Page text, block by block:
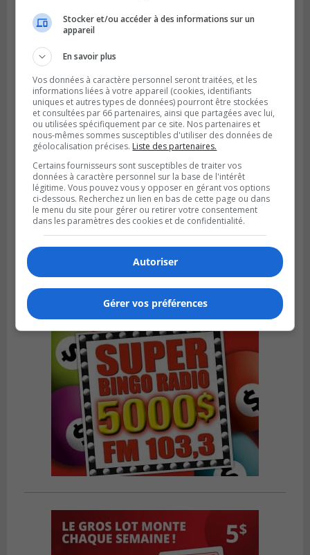
Publié le 4 août 2026 à 15h50
Le mur du rempart de La Prairie retrouve
sa jeunesse
SAINT-CONSTANT
Publié le 4 août 2026 à 14h02
Saint-Constant signe une nouvelle
convention pour le bien de la population
Stocker et/ou accéder à des informations sur un
appareil
En savoir plus
Vos données à caractère personnel seront traitées, et les
informations liées à votre appareil (cookies, identifiants
uniques et autres types de données) pourront être stockées
et consultées par 66 partenaires, ainsi que partagées avec lui,
ou utilisées spécifiquement par ce site. Nos partenaires et
nous-mêmes sommes susceptibles d'utiliser des données de
géolocalisation précises. Liste des partenaires.
Certains fournisseurs sont susceptibles de traiter vos
données à caractère personnel sur la base de l'intérêt
légitime. Vous pouvez vous y opposer en gérant vos options
ci-dessous. Recherchez un lien en bas de cette page ou dans
le menu du site pour gérer ou retirer votre consentement
dans les paramètres des cookies et de confidentialité.
Autoriser
Gérer vos préférences